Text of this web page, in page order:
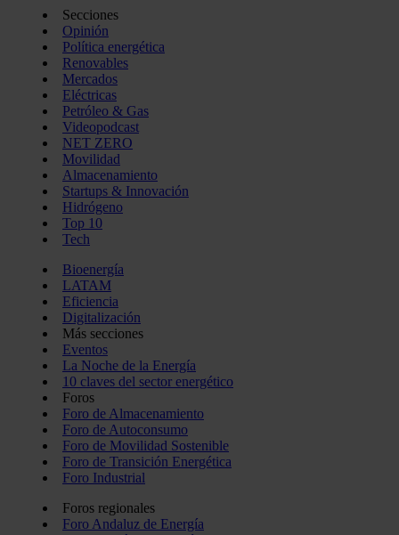
Secciones
Opinión
Política energética
Renovables
Mercados
Eléctricas
Petróleo & Gas
Videopodcast
NET ZERO
Movilidad
Almacenamiento
Startups & Innovación
Hidrógeno
Top 10
Tech
Bioenergía
LATAM
Eficiencia
Digitalización
Más secciones
Eventos
La Noche de la Energía
10 claves del sector energético
Foros
Foro de Almacenamiento
Foro de Autoconsumo
Foro de Movilidad Sostenible
Foro de Transición Energética
Foro Industrial
Foros regionales
Foro Andaluz de Energía